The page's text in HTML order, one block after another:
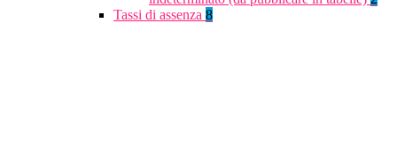
Tassi di assenza 8